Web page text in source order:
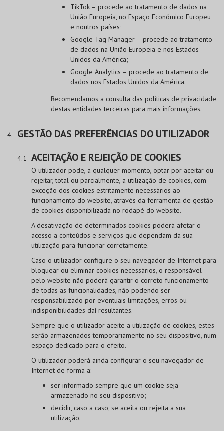
TikTok – procede ao tratamento de dados na
União Europeia, no Espaço Económico Europeu
e noutros países;
Google Tag Manager – procede ao tratamento
de dados na União Europeia e nos Estados
Unidos da América;
Google Analytics – procede ao tratamento de
dados nos Estados Unidos da América.
Recomendamos a consulta das políticas de privacidade
destas entidades terceiras para mais informações.
GESTÃO DAS PREFERÊNCIAS DO UTILIZADOR
ACEITAÇÃO E REJEIÇÃO DE COOKIES
O utilizador pode, a qualquer momento, optar por aceitar ou
rejeitar, total ou parcialmente, a utilização de cookies, com
exceção dos cookies estritamente necessários ao
funcionamento do website, através da ferramenta de gestão
de cookies disponibilizada no rodapé do website.
A desativação de determinados cookies poderá afetar o
acesso a conteúdos e serviços que dependam da sua
utilização para funcionar corretamente.
Caso o utilizador configure o seu navegador de Internet para
bloquear ou eliminar cookies necessários, o responsável
pelo website não poderá garantir o correto funcionamento
de todas as funcionalidades, não podendo ser
responsabilizado por eventuais limitações, erros ou
indisponibilidades daí resultantes.
Sempre que o utilizador aceite a utilização de cookies, estes
serão armazenados temporariamente no seu dispositivo, num
espaço dedicado para o efeito.
O utilizador poderá ainda configurar o seu navegador de
Internet de forma a:
ser informado sempre que um cookie seja
armazenado no seu dispositivo;
decidir, caso a caso, se aceita ou rejeita a sua
utilização.